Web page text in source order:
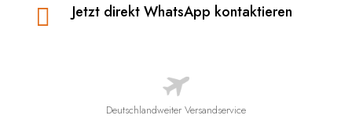
 Jetzt direkt WhatsApp kontaktieren
Deutschlandweiter Versandservice